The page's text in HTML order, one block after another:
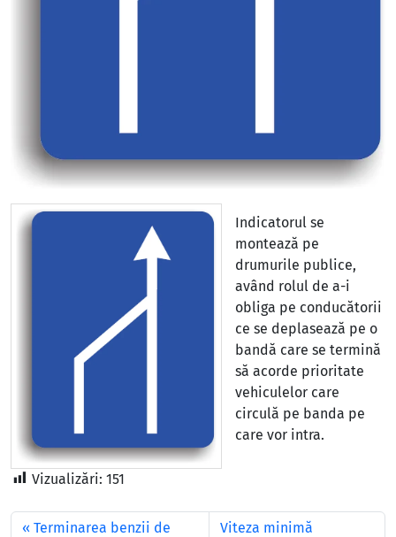
Indicatorul se
montează pe
drumurile publice,
având rolul de a-i
obliga pe conducătorii
ce se deplasează pe o
bandă care se termină
să acorde prioritate
vehiculelor care
circulă pe banda pe
care vor intra.
Vizualizări: 151
Terminarea benzii de
Viteza minimă